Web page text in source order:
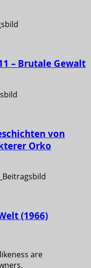
– Brutale Gewalt
von
Orko
(1966)
are